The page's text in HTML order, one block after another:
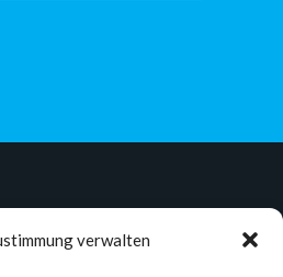
verwalten